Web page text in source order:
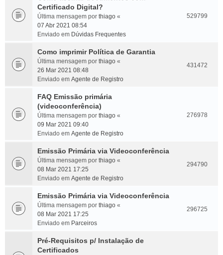
Certificado Digital?
Última mensagem por thiago «
07 Abr 2021 08:54
Enviado em Dúvidas Frequentes
529799
Como imprimir Política de Garantia
Última mensagem por thiago «
26 Mar 2021 08:48
Enviado em Agente de Registro
431472
FAQ Emissão primária
(videoconferência)
Última mensagem por thiago «
09 Mar 2021 09:40
Enviado em Agente de Registro
276978
Emissão Primária via Videoconferência
Última mensagem por thiago «
08 Mar 2021 17:25
Enviado em Agente de Registro
294790
Emissão Primária via Videoconferência
Última mensagem por thiago «
08 Mar 2021 17:25
Enviado em Parceiros
296725
Pré-Requisitos p/ Instalação de
Certificados